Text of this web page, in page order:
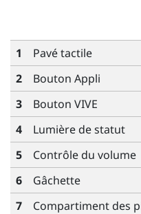
1
Pavé tactile
2
Bouton Appli
3
Bouton VIVE
4
Lumière de statut
5
Contrôle du volume
6
Gâchette
7
Compartiment des